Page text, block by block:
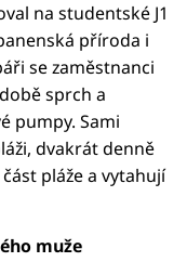
na studentské J1
příroda i
se zaměstnanci
sprch a
pumpy. Sami
dvakrát denně
pláže a vytahují
muže